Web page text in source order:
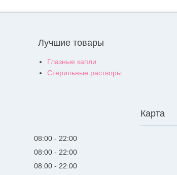
Лучшие товары
Глазные капли
Стерильные растворы
08:00
22:00
08:00
22:00
08:00
22:00
Карта